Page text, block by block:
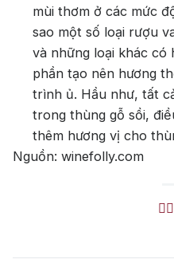
mùi thơm ở các mức
sao một số loại rượu
và những loại khác có
phần tạo nên hương
trình ủ. Hầu như, tất
trong thùng gỗ sồi,
thêm hương vị cho
Nguồn: winefolly.com